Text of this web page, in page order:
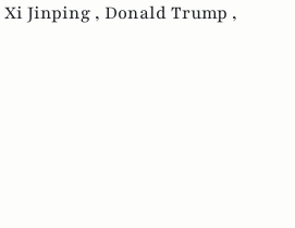
Xi Jinping , Donald Trump ,